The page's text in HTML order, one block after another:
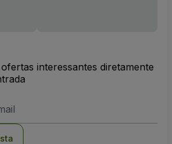
interessantes diretamente